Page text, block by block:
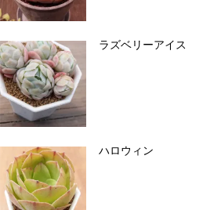
ラズベリーアイス
ハロウィン